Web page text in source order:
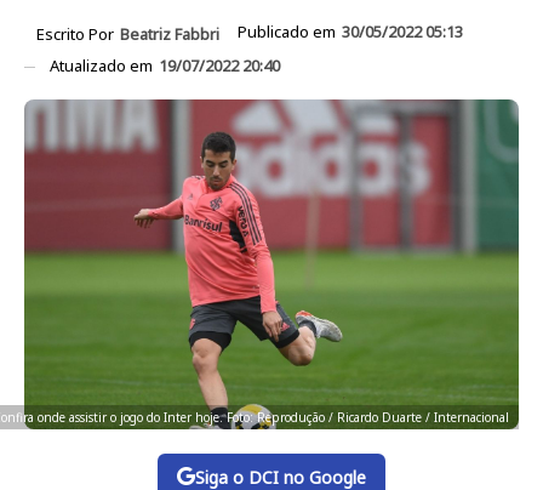
Escrito Por Beatriz Fabbri Publicado em 30/05/2022 05:13
Atualizado em 19/07/2022 20:40
onde assistir o jogo do Inter hoje. Foto: Reprodução / Ricardo Duarte / Internacional
Siga o DCI no Google